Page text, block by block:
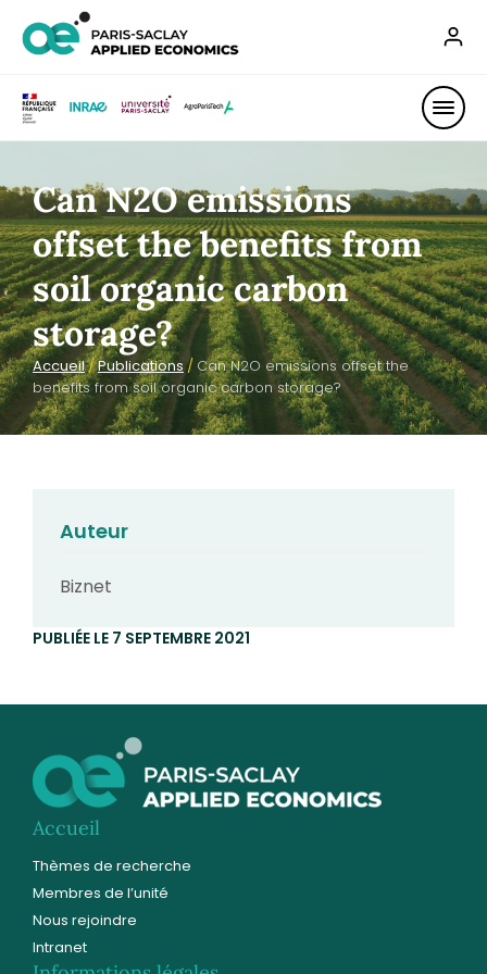
Can N2O emissions
offset the benefits from
soil organic carbon
storage?
Accueil/Publications / Can N2O emissions offset the
benefits from soil organic carbon storage?
Auteur
Biznet
PUBLIÉE LE 7 SEPTEMBRE 2021
Accueil
Thèmes de recherche
Membres de l’unité
Nous rejoindre
Intranet